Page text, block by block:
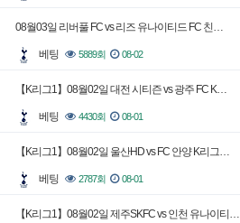
08월03일 리버풀 FC vs 리즈 유나이티드 FC 친…
베팅 5889회 08-02
【K리그1】08월02일 대전 시티즌 vs 광주 FC K…
베팅 4430회 08-01
【K리그1】08월02일 울산HD vs FC 안양 K리그…
베팅 2787회 08-01
【K리그1】08월02일 제주SKFC vs 인천 유나이티…